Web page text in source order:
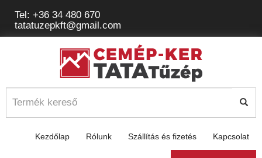
Tel: +36 34 480 670
tatatuzepkft@gmail.com
Kezdőlap Rólunk Szállítás és fizetés Kapcsolat